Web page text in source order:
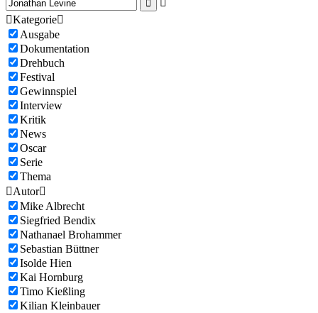


Kategorie
Ausgabe
Dokumentation
Drehbuch
Festival
Gewinnspiel
Interview
Kritik
News
Oscar
Serie
Thema
Autor
Mike Albrecht
Siegfried Bendix
Nathanael Brohammer
Sebastian Büttner
Isolde Hien
Kai Hornburg
Timo Kießling
Kilian Kleinbauer